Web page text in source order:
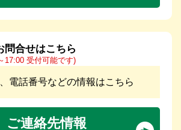
問合せはこちら
17:00 受付可能です)
電話番号などの情報はこちら
ご連絡先情報